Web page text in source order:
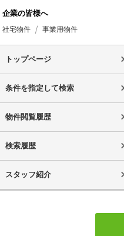
企業の皆様へ
社宅物件 事業用物件
トップページ
条件を指定して検索
物件閲覧履歴
検索履歴
スタッフ紹介